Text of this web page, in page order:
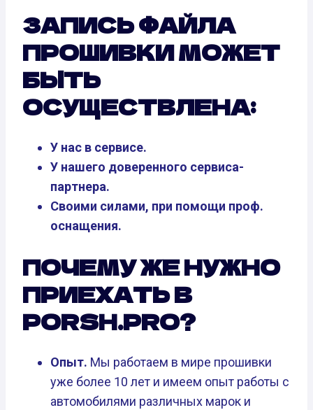
ЗАПИСЬ ФАЙЛА
ПРОШИВКИ МОЖЕТ
БЫТЬ
ОСУЩЕСТВЛЕНА:
У нас в сервисе.
У нашего доверенного сервиса-
партнера.
Своими силами, при помощи проф.
оснащения.
ПОЧЕМУ ЖЕ НУЖНО
ПРИЕХАТЬ В
PORSH.PRO?
Опыт. Мы работаем в мире прошивки
уже более 10 лет и имеем опыт работы с
автомобилями различных марок и